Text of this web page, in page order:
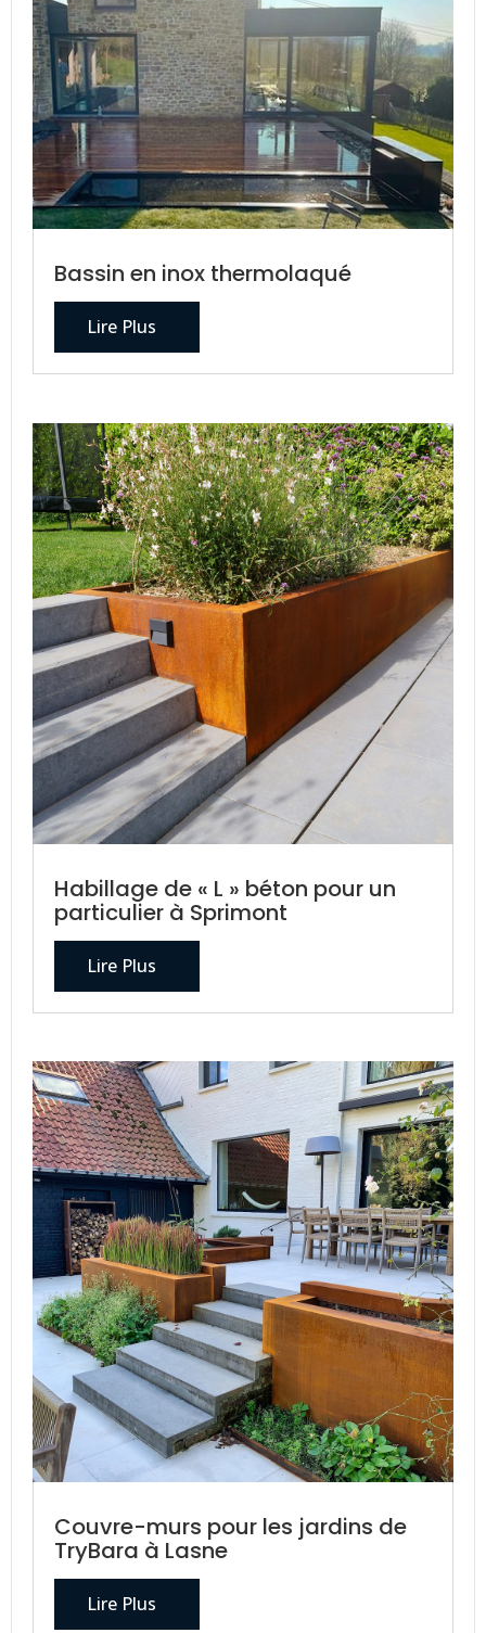
Bassin en inox thermolaqué
Lire Plus
Habillage de « L » béton pour un
particulier à Sprimont
Lire Plus
Couvre-murs pour les jardins de
TryBara à Lasne
Lire Plus